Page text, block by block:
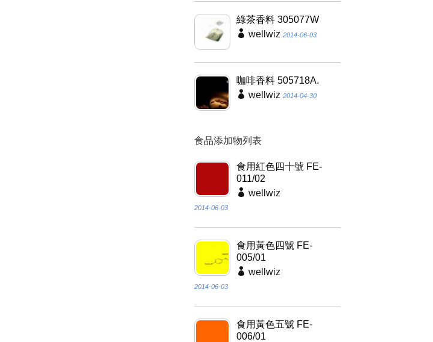
綠茶香料 305077W
wellwiz 2014-06-03
咖啡香料 505718A.
wellwiz 2014-04-30
食品添加物列表
食用紅色四十號 FE-
011/02
wellwiz
2014-06-03
食用黃色四號 FE-
005/01
wellwiz
2014-06-03
食用黃色五號 FE-
006/01